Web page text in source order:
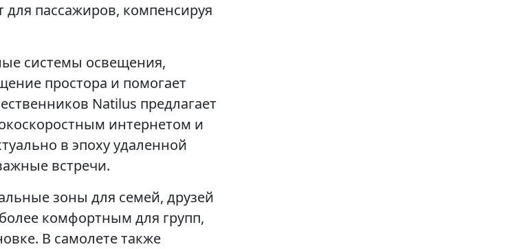
пассажиров, компенсируя
системы освещения,
простора и помогает
Natilus предлагает
интернетом и
в эпоху удаленной
встречи.
зоны для семей, друзей
комфортным для групп,
В самолете также